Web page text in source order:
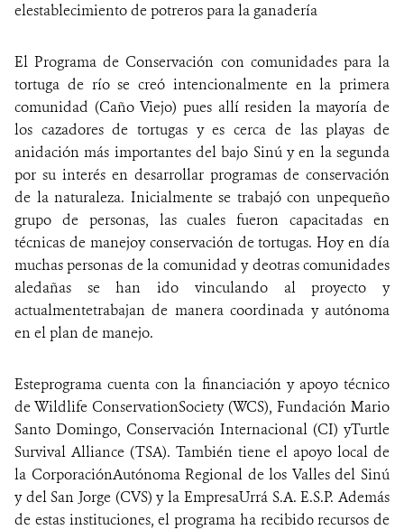
elestablecimiento de potreros para la ganadería
El Programa de Conservación con comunidades para la
tortuga de río se creó intencionalmente en la primera
comunidad (Caño Viejo) pues allí residen la mayoría de
los cazadores de tortugas y es cerca de las playas de
anidación más importantes del bajo Sinú y en la segunda
por su interés en desarrollar programas de conservación
de la naturaleza. Inicialmente se trabajó con unpequeño
grupo de personas, las cuales fueron capacitadas en
técnicas de manejoy conservación de tortugas. Hoy en día
muchas personas de la comunidad y deotras comunidades
aledañas se han ido vinculando al proyecto y
actualmentetrabajan de manera coordinada y autónoma
en el plan de manejo.
Esteprograma cuenta con la financiación y apoyo técnico
de Wildlife ConservationSociety (WCS), Fundación Mario
Santo Domingo, Conservación Internacional (CI) yTurtle
Survival Alliance (TSA). También tiene el apoyo local de
la CorporaciónAutónoma Regional de los Valles del Sinú
y del San Jorge (CVS) y la EmpresaUrrá S.A. E.S.P. Además
de estas instituciones, el programa ha recibido recursos de